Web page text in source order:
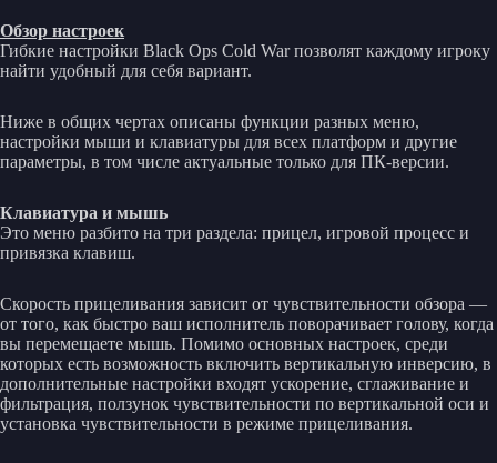
Обзор настроек
Гибкие настройки Black Ops Cold War позволят каждому игроку
найти удобный для себя вариант.
Ниже в общих чертах описаны функции разных меню,
настройки мыши и клавиатуры для всех платформ и другие
параметры, в том числе актуальные только для ПК-версии.
Клавиатура и мышь
Это меню разбито на три раздела: прицел, игровой процесс и
привязка клавиш.
Скорость прицеливания зависит от чувствительности обзора —
от того, как быстро ваш исполнитель поворачивает голову, когда
вы перемещаете мышь. Помимо основных настроек, среди
которых есть возможность включить вертикальную инверсию, в
дополнительные настройки входят ускорение, сглаживание и
фильтрация, ползунок чувствительности по вертикальной оси и
установка чувствительности в режиме прицеливания.